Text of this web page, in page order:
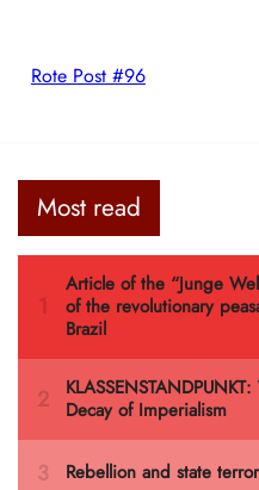
Rote Post #96
Most read